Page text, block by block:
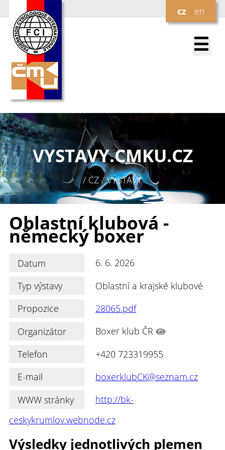
cz en
☰
VYSTAVY.CMKU.CZ
/ CZ / VÝSTAVY
Oblastní klubová -
německý boxer
Datum
6. 6. 2026
Typ výstavy
Oblastní a krajské klubové
Propozice
28065.pdf
Organizátor
Boxer klub ČR
Telefon
+420 723319955
E-mail
boxerklubCK@seznam.cz
WWW stránky
http://bk-
ceskykrumlov.webnode.cz
Výsledky jednotlivých plemen